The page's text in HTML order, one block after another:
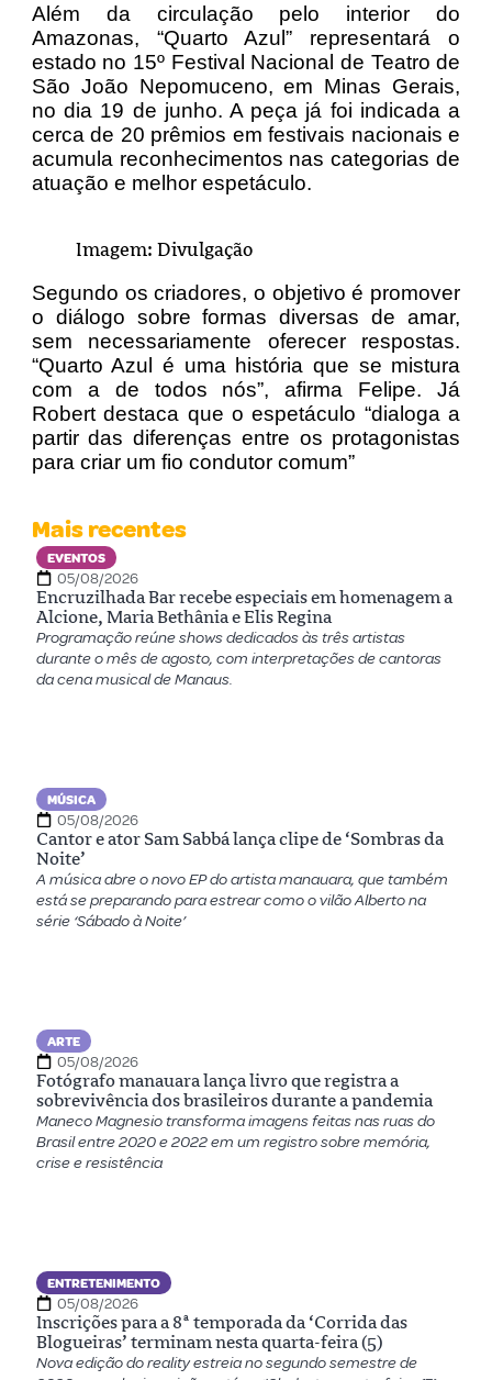
Além da circulação pelo interior do
Amazonas, “Quarto Azul” representará o
estado no 15º Festival Nacional de Teatro de
São João Nepomuceno, em Minas Gerais,
no dia 19 de junho. A peça já foi indicada a
cerca de 20 prêmios em festivais nacionais e
acumula reconhecimentos nas categorias de
atuação e melhor espetáculo.
Imagem: Divulgação
Segundo os criadores, o objetivo é promover
o diálogo sobre formas diversas de amar,
sem necessariamente oferecer respostas.
“Quarto Azul é uma história que se mistura
com a de todos nós”, afirma Felipe. Já
Robert destaca que o espetáculo “dialoga a
partir das diferenças entre os protagonistas
para criar um fio condutor comum”
Mais recentes
EVENTOS
05/08/2026
Encruzilhada Bar recebe especiais em homenagem a
Alcione, Maria Bethânia e Elis Regina
Programação reúne shows dedicados às três artistas
durante o mês de agosto, com interpretações de cantoras
da cena musical de Manaus.
MÚSICA
05/08/2026
Cantor e ator Sam Sabbá lança clipe de ‘Sombras da
Noite’
A música abre o novo EP do artista manauara, que também
está se preparando para estrear como o vilão Alberto na
série ‘Sábado à Noite’
ARTE
05/08/2026
Fotógrafo manauara lança livro que registra a
sobrevivência dos brasileiros durante a pandemia
Maneco Magnesio transforma imagens feitas nas ruas do
Brasil entre 2020 e 2022 em um registro sobre memória,
crise e resistência
ENTRETENIMENTO
05/08/2026
Inscrições para a 8ª temporada da ‘Corrida das
Blogueiras’ terminam nesta quarta-feira (5)
Nova edição do reality estreia no segundo semestre de